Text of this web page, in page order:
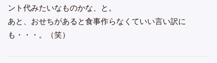
ント代みたいなものかな、と。
あと、おせちがあると食事作らなくていい言い訳に
も・・・。（笑）